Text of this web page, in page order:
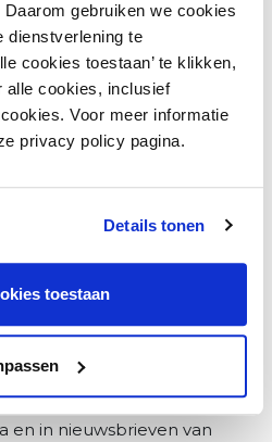
gebruiken we cookies
dienstverlening te
cookies toestaan’ te klikken,
alle cookies, inclusief
Voor meer informatie
privacy policy pagina.
Details tonen
toestaan
foto’s en video’s
om foto’s en video’s
publiceren op de
en in nieuwsbrieven van